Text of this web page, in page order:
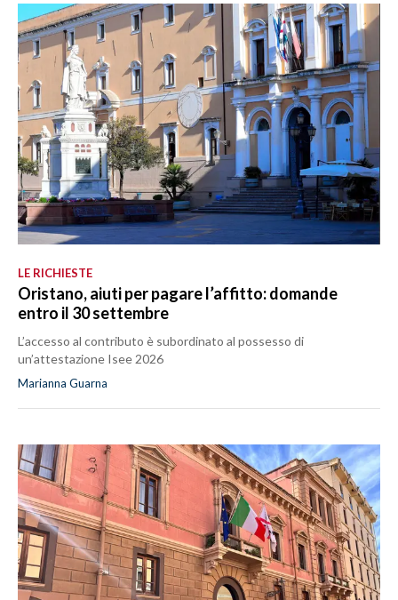
LE RICHIESTE
Oristano, aiuti per pagare l’affitto: domande
entro il 30 settembre
L’accesso al contributo è subordinato al possesso di
un’attestazione Isee 2026
Marianna Guarna